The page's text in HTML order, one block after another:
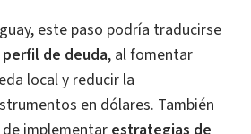
este paso podría traducirse
de deuda, al fomentar
local y reducir la
en dólares. También